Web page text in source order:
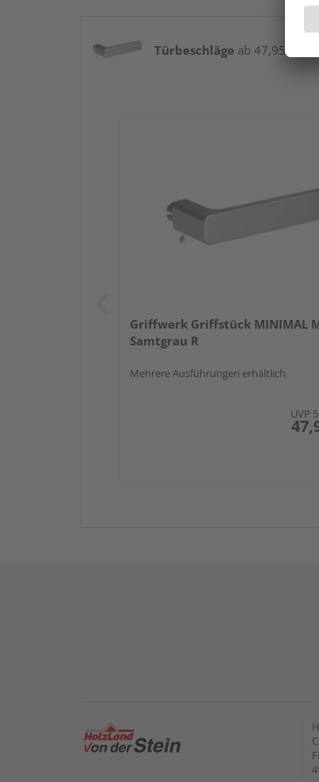
Türbeschläge ab 47,95 € / Stk.
Griffwerk Griffstück MINIMAL
Samtgrau R
Mehrere Ausführungen erhältlich
UVP